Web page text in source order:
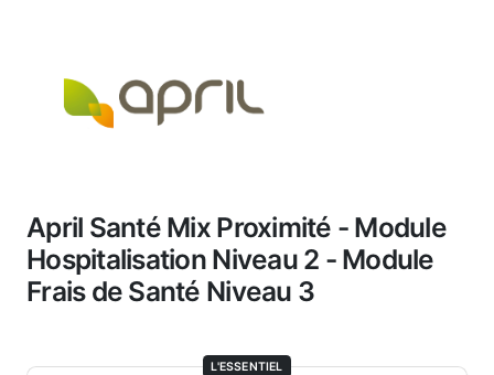
April Santé Mix Proximité - Module
Hospitalisation Niveau 2 - Module
Frais de Santé Niveau 3
L'ESSENTIEL